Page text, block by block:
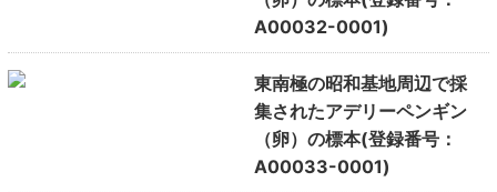
A00032-0001)
東南極の昭和基地周辺で採
集されたアデリーペンギン
（卵）の標本(登録番号：
A00033-0001)